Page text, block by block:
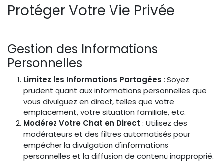
Protéger Votre Vie Privée
Gestion des Informations
Personnelles
Limitez les Informations Partagées : Soyez
prudent quant aux informations personnelles que
vous divulguez en direct, telles que votre
emplacement, votre situation familiale, etc.
Modérez Votre Chat en Direct : Utilisez des
modérateurs et des filtres automatisés pour
empêcher la divulgation d'informations
personnelles et la diffusion de contenu inapproprié.